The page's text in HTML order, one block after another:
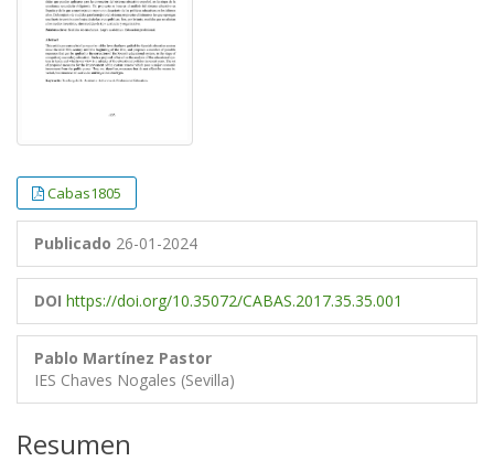
Cabas1805
Publicado 26-01-2024
DOI https://doi.org/10.35072/CABAS.2017.35.35.001
Pablo Martínez Pastor
IES Chaves Nogales (Sevilla)
Resumen